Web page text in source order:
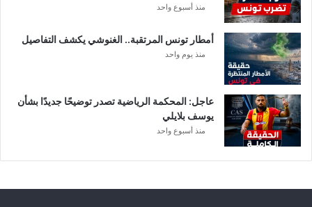
منذ أسبوع واحد
أمطار تونس المرتقبة.. الغنوشي يكشف التفاصيل
منذ يوم واحد
عاجل: المحكمة الرياضية تصدر توضيحًا جديدًا بشأن
يوسف بلايلي
منذ أسبوع واحد